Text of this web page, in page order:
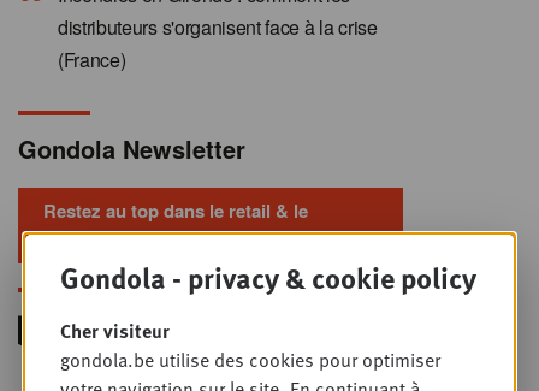
distributeurs s'organisent face à la crise
(France)
Gondola Newsletter
Restez au top dans le retail & le
foodservice !
Gondola - privacy & cookie policy
Cher visiteur
gondola.be utilise des cookies pour optimiser